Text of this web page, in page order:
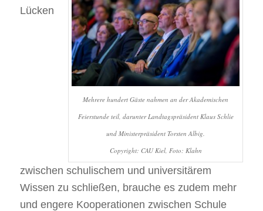
Mehrere hundert Gäste nahmen an der Akademischen
Feierstunde teil, darunter Landtagspräsident Klaus Schlie
und Ministerpräsident Torsten Albig.
Copyright: CAU Kiel, Foto: Klahn
Lücken
zwischen schulischem und universitärem
Wissen zu schließen, brauche es zudem mehr
und engere Kooperationen zwischen Schule